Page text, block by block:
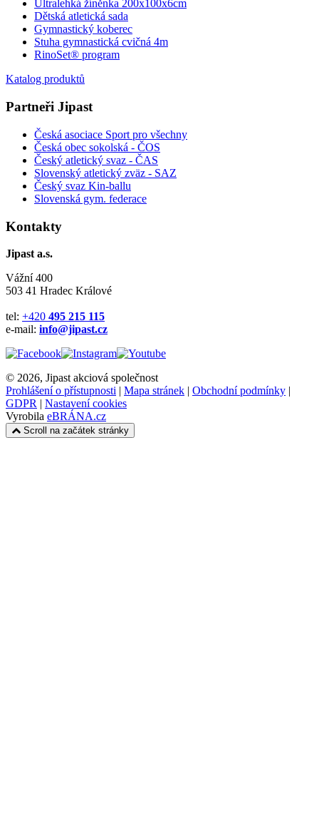
Ultralehká žíněnka 200x100x6cm
Dětská atletická sada
Gymnastický koberec
Stuha gymnastická cvičná 4m
RinoSet® program
Katalog produktů
Partneři Jipast
Česká asociace Sport pro všechny
Česká obec sokolská - ČOS
Český atletický svaz - ČAS
Slovenský atletický zväz - SAZ
Český svaz Kin-ballu
Slovenská gym. federace
Kontakty
Jipast a.s.
Vážní 400
503 41 Hradec Králové
tel: +420 495 215 115
e-mail: info@jipast.cz
© 2026, Jipast akciová společnost
Prohlášení o přístupnosti | Mapa stránek | Obchodní podmínky |
GDPR | Nastavení cookies
Vyrobila eBRÁNA.cz
Scroll na začátek stránky